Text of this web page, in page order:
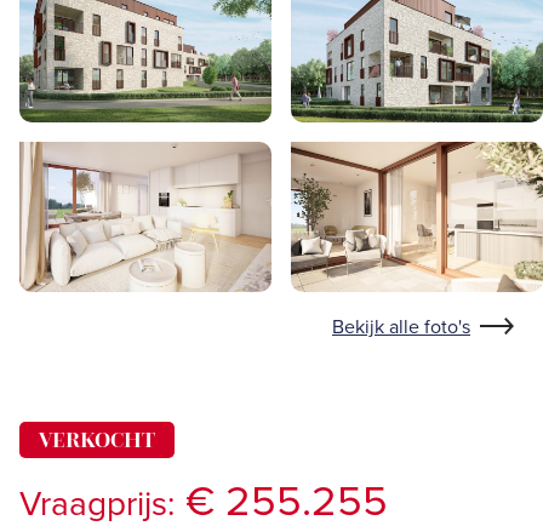
Bekijk alle foto's
VERKOCHT
Vraagprijs: € 255.255